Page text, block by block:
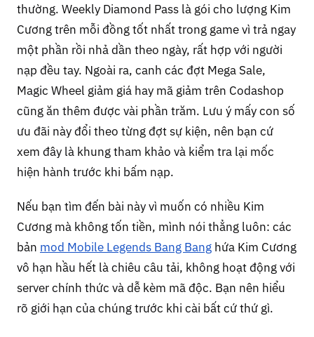
thường. Weekly Diamond Pass là gói cho lượng Kim
Cương trên mỗi đồng tốt nhất trong game vì trả ngay
một phần rồi nhả dần theo ngày, rất hợp với người
nạp đều tay. Ngoài ra, canh các đợt Mega Sale,
Magic Wheel giảm giá hay mã giảm trên Codashop
cũng ăn thêm được vài phần trăm. Lưu ý mấy con số
ưu đãi này đổi theo từng đợt sự kiện, nên bạn cứ
xem đây là khung tham khảo và kiểm tra lại mốc
hiện hành trước khi bấm nạp.
Nếu bạn tìm đến bài này vì muốn có nhiều Kim
Cương mà không tốn tiền, mình nói thẳng luôn: các
bản mod Mobile Legends Bang Bang hứa Kim Cương
vô hạn hầu hết là chiêu câu tải, không hoạt động với
server chính thức và dễ kèm mã độc. Bạn nên hiểu
rõ giới hạn của chúng trước khi cài bất cứ thứ gì.